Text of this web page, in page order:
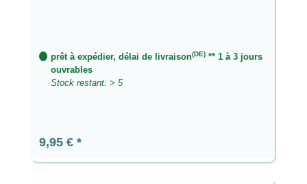
prêt à expédier, délai de livraison(DE)** 1 à 3 jours
ouvrables
Stock restant: > 5
Prix régulier :
9,95 €